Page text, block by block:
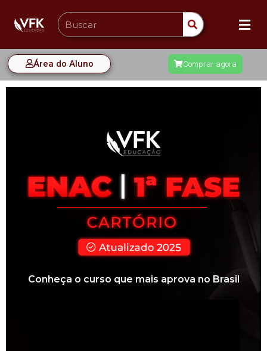
Área do Aluno Comprar agora
Conheça o curso que mais aprova no Brasil